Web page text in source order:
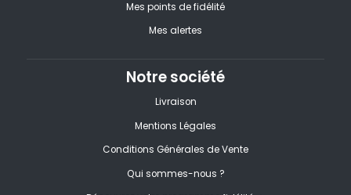
Mes points de fidélité
Mes alertes
Notre société
Livraison
Mentions Légales
Conditions Générales de Vente
Qui sommes-nous ?